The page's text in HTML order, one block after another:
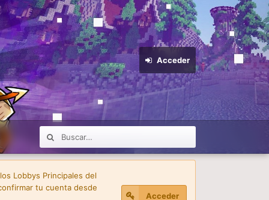
Acceder
Lobbys Principales del
tu cuenta desde
Acceder